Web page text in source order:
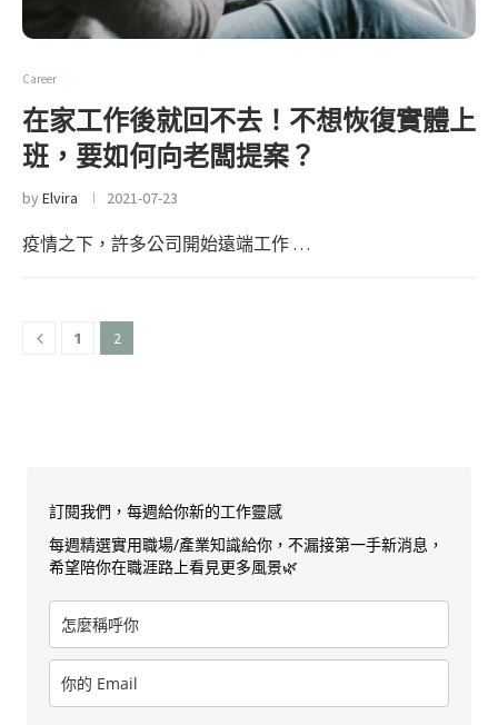
Career
在家工作後就回不去！不想恢復實體上
班，要如何向老闆提案？
byElvira 2021-07-23
疫情之下，許多公司開始遠端工作 …
1 2
訂閱我們，每週給你新的工作靈感
每週精選實用職場/產業知識給你，不漏接第一手新消息，
希望陪你在職涯路上看見更多風景🌿